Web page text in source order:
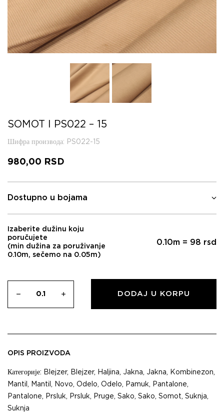
SOMOT I PS022 – 15
Шифра производа: PS022-15
980,00 RSD
Dostupno u bojama
Izaberite dužinu koju
poručujete
(min dužina za poruživanje
0.10m, sečemo na 0.05m)
0.10m = 98 rsd
DODAJ U KORPU
OPIS PROIZVODA
Категорије: Blejzer, Blejzer, Haljina, Jakna, Jakna, Kombinezon,
Mantil , Mantil , Novo, Odelo, Odelo, Pamuk, Pantalone,
Pantalone, Prsluk, Prsluk, Pruge, Sako, Sako, Somot, Suknja,
Suknja